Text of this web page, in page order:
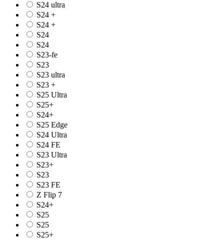
S24 ultra
S24 +
S24 +
S24
S24
S23-fe
S23
S23 ultra
S23 +
S25 Ultra
S25+
S24+
S25 Edge
S24 Ultra
S24 FE
S23 Ultra
S23+
S23
S23 FE
Z Flip 7
S24+
S25
S25
S25+